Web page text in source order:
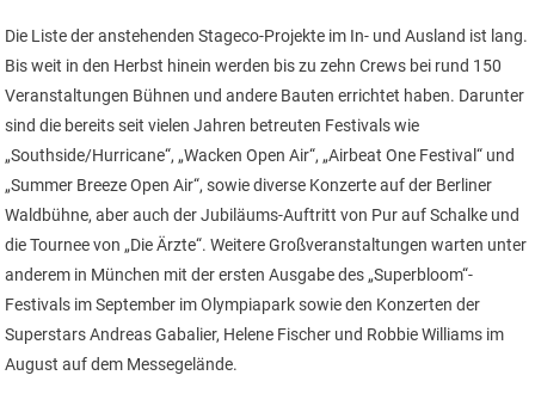
Die Liste der anstehenden Stageco-Projekte im In- und Ausland ist lang.
Bis weit in den Herbst hinein werden bis zu zehn Crews bei rund 150
Veranstaltungen Bühnen und andere Bauten errichtet haben. Darunter
sind die bereits seit vielen Jahren betreuten Festivals wie
„Southside/Hurricane“, „Wacken Open Air“, „Airbeat One Festival“ und
„Summer Breeze Open Air“, sowie diverse Konzerte auf der Berliner
Waldbühne, aber auch der Jubiläums-Auftritt von Pur auf Schalke und
die Tournee von „Die Ärzte“. Weitere Großveranstaltungen warten unter
anderem in München mit der ersten Ausgabe des „Superbloom“-
Festivals im September im Olympiapark sowie den Konzerten der
Superstars Andreas Gabalier, Helene Fischer und Robbie Williams im
August auf dem Messegelände.